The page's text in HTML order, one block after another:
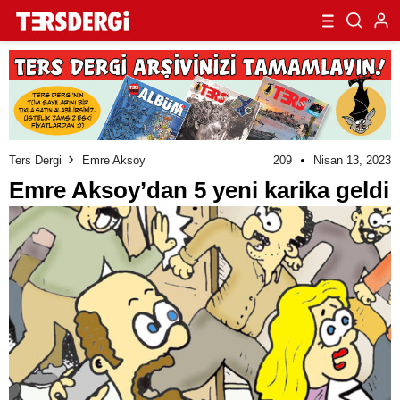
Ters Dergi Emre Aksoy 209 Nisan 13, 2023
Emre Aksoy’dan 5 yeni karika geldi